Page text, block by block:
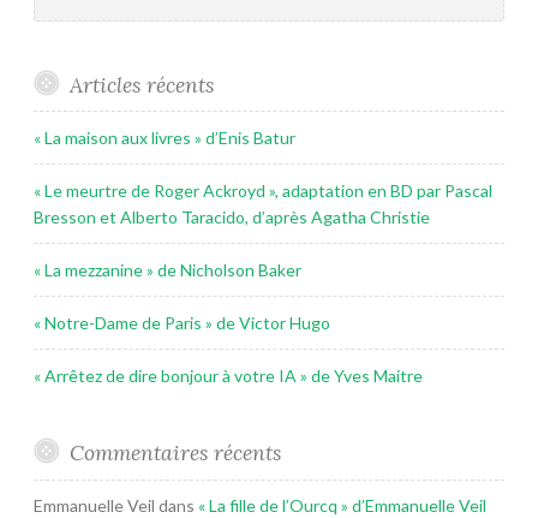
Articles récents
« La maison aux livres » d’Enis Batur
« Le meurtre de Roger Ackroyd », adaptation en BD par Pascal
Bresson et Alberto Taracido, d’après Agatha Christie
« La mezzanine » de Nicholson Baker
« Notre-Dame de Paris » de Victor Hugo
« Arrêtez de dire bonjour à votre IA » de Yves Maitre
Commentaires récents
Emmanuelle Veil dans « La fille de l’Ourcq » d’Emmanuelle Veil